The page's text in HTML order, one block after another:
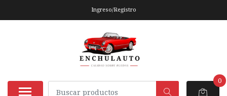
Ingreso/Registro
0